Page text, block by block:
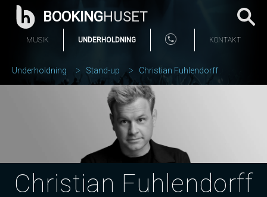
BOOKINGHUSET
MUSIK UNDERHOLDNING KONTAKT
Underholdning Stand-up Christian Fuhlendorff
Christian Fuhlendorff